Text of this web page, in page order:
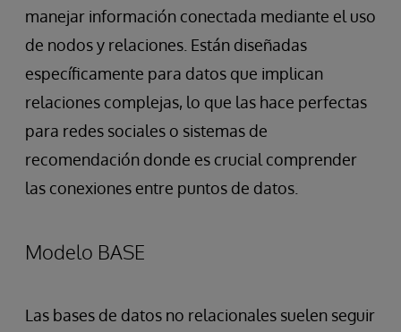
manejar información conectada mediante el uso
de nodos y relaciones. Están diseñadas
específicamente para datos que implican
relaciones complejas, lo que las hace perfectas
para redes sociales o sistemas de
recomendación donde es crucial comprender
las conexiones entre puntos de datos.
Modelo BASE
Las bases de datos no relacionales suelen seguir